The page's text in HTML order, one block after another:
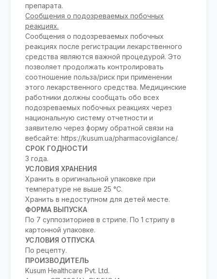
препарата.
Сообщения о подозреваемых побочных
реакциях.
Сообщения о подозреваемых побочных
реакциях после регистрации лекарственного
средства являются важной процедурой. Это
позволяет продолжать контролировать
соотношение польза/риск при применении
этого лекарственного средства. Медицинские
работники должны сообщать обо всех
подозреваемых побочных реакциях через
национальную систему отчетности и
заявителю через форму обратной связи на
вебсайте: https://kusum.ua/pharmacovigilance/.
СРОК ГОДНОСТИ
3 года.
УСЛОВИЯ ХРАНЕНИЯ
Хранить в оригинальной упаковке при
температуре не выше 25 °C.
Хранить в недоступном для детей месте.
ФОРМА ВЫПУСКА
По 7 суппозиториев в стрипе. По 1 стрипу в
картонной упаковке.
УСЛОВИЯ ОТПУСКА
По рецепту.
ПРОИЗВОДИТЕЛЬ
Kusum Healthcare Pvt. Ltd.